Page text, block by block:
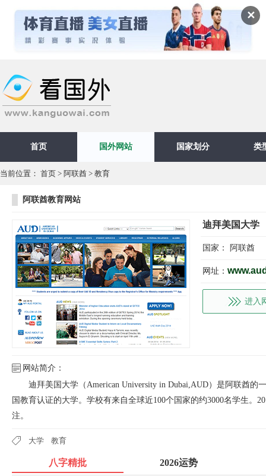
✕
首页 国外网站 国家划分 类
当前位置： 首页 > 阿联酋 > 教育
阿联酋教育网站
迪拜美国大学
国家： 阿联酋
网址：
进入
网站简介：
迪拜美国大学（American University in Dubai,AUD）是阿联酋的
国教育认证的大学。学校有来自全球近100个国家的约3000名学生。
注。
大学 教育
八字精批 2026运势